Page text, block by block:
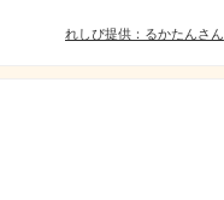
れしぴ提供：るかたんさん